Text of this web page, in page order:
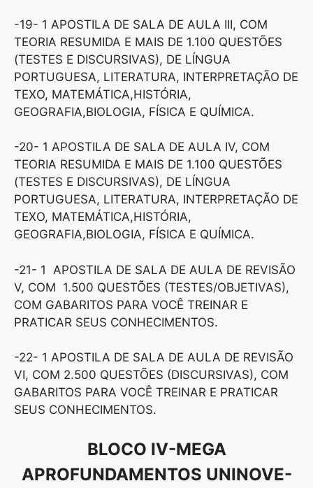
-19- 1 APOSTILA DE SALA DE AULA III, COM
TEORIA RESUMIDA E MAIS DE 1.100 QUESTÕES
(TESTES E DISCURSIVAS), DE LÍNGUA
PORTUGUESA, LITERATURA, INTERPRETAÇÃO DE
TEXO, MATEMÁTICA,HISTÓRIA,
GEOGRAFIA,BIOLOGIA, FÍSICA E QUÍMICA.
-20- 1 APOSTILA DE SALA DE AULA IV, COM
TEORIA RESUMIDA E MAIS DE 1.100 QUESTÕES
(TESTES E DISCURSIVAS), DE LÍNGUA
PORTUGUESA, LITERATURA, INTERPRETAÇÃO DE
TEXO, MATEMÁTICA,HISTÓRIA,
GEOGRAFIA,BIOLOGIA, FÍSICA E QUÍMICA.
-21- 1 APOSTILA DE SALA DE AULA DE REVISÃO
V, COM 1.500 QUESTÕES (TESTES/OBJETIVAS),
COM GABARITOS PARA VOCÊ TREINAR E
PRATICAR SEUS CONHECIMENTOS.
-22- 1 APOSTILA DE SALA DE AULA DE REVISÃO
VI, COM 2.500 QUESTÕES (DISCURSIVAS), COM
GABARITOS PARA VOCÊ TREINAR E PRATICAR
SEUS CONHECIMENTOS.
BLOCO IV-MEGA
APROFUNDAMENTOS UNINOVE-